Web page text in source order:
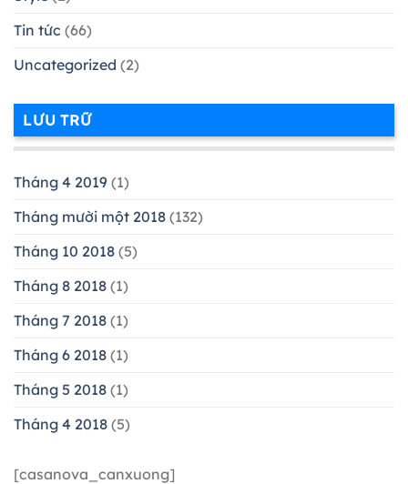
Tin tức (66)
Uncategorized (2)
LƯU TRỮ
Tháng 4 2019 (1)
Tháng mười một 2018 (132)
Tháng 10 2018 (5)
Tháng 8 2018 (1)
Tháng 7 2018 (1)
Tháng 6 2018 (1)
Tháng 5 2018 (1)
Tháng 4 2018 (5)
[casanova_canxuong]